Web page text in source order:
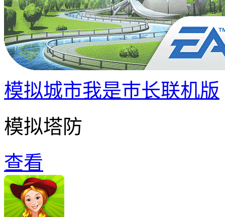
模拟城市我是巿长联机版
模拟塔防
查看